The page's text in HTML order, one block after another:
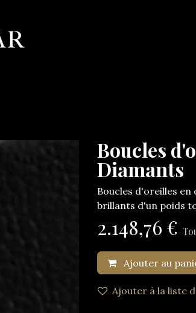
Boucles
Diamants
Boucles d'oreilles en
brillants d'un poids
2.148,76 €
Ajouter au
Ajouter à la liste